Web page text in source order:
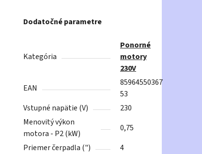
Dodatočné parametre
Kategória
Ponorné
motory
230V
EAN
85964550367
53
Vstupné napätie (V)
230
Menovitý výkon
motora - P2 (kW)
0,75
Priemer čerpadla (")
4